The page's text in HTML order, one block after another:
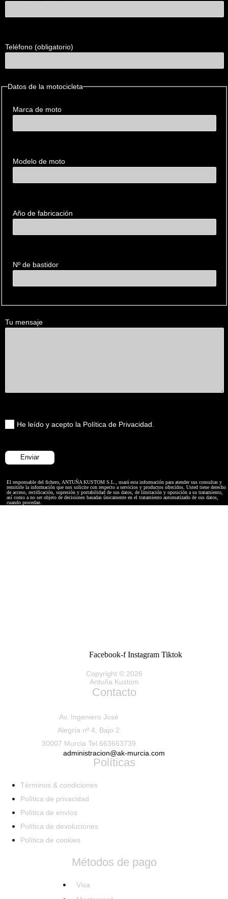
Teléfono (obligatorio)
Datos de la motocicleta
Marca de moto
Modelo de moto
Año de fabricación
Nº de bastidor
Tu mensaje
He leído y acepto la Política de Privacidad.
El responsable del fichero, ANTUÑA KUSTOM S.L., usará esta información para atender sus consultas y
remitirle la información que nos solicite con respecto a servicios y productos ofrecidos. Usted tiene derecho
de acceso, rectificación, supresión y portabilidad de sus datos, de limitación y oposición a su tratamiento,
así como a no ser objeto de decisiones basadas únicamente en el tratamiento automatizado de sus datos,
cuando procedan.
Facebook-f Instagram Tiktok
Copyright © 2026
Antuña Kustom
Contacto
Av. Ingeniero José
Alegría nº 4, Bajo 2
30007 Murcia Tel.663663739
administracion@ak-murcia.com
Políticas
Términos & condiciones
Política de privacidad
Política de envíos
Política de devoluciones
Política de cookies
Métodos de pago
Visa